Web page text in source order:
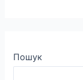
Пошук